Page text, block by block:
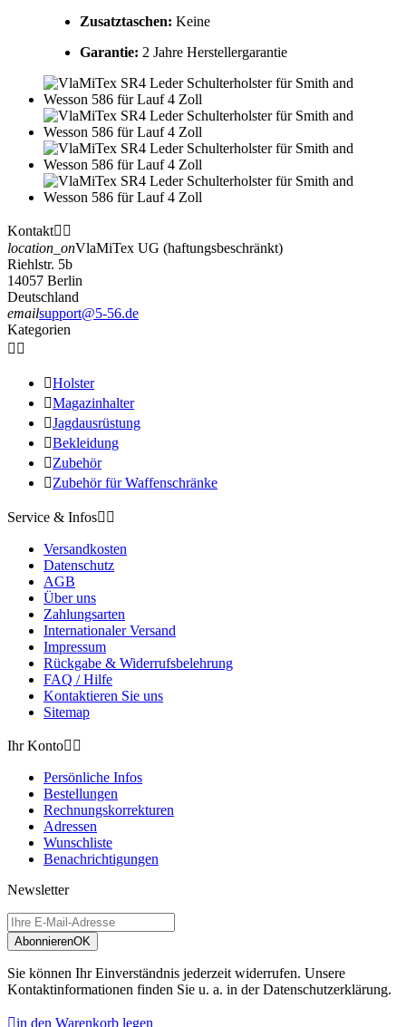
Zusatztaschen: Keine
Garantie: 2 Jahre Herstellergarantie
Kontakt 
location_onVlaMiTex UG (haftungsbeschränkt)
Riehlstr. 5b
14057 Berlin
Deutschland
emailsupport@5-56.de
Kategorien
 
Holster
Magazinhalter
Jagdausrüstung
Bekleidung
Zubehör
Zubehör für Waffenschränke
Service & Infos 
Versandkosten
Datenschutz
AGB
Über uns
Zahlungsarten
Internationaler Versand
Impressum
Rückgabe & Widerrufsbelehrung
FAQ / Hilfe
Kontaktieren Sie uns
Sitemap
Ihr Konto 
Persönliche Infos
Bestellungen
Rechnungskorrekturen
Adressen
Wunschliste
Benachrichtigungen
Newsletter
AbonnierenOK
Sie können Ihr Einverständnis jederzeit widerrufen. Unsere
Kontaktinformationen finden Sie u. a. in der Datenschutzerklärung.
in den Warenkorb legen